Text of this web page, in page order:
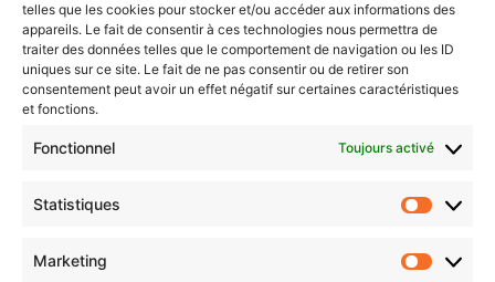
telles que les cookies pour stocker et/ou accéder aux informations des
appareils. Le fait de consentir à ces technologies nous permettra de
traiter des données telles que le comportement de navigation ou les ID
uniques sur ce site. Le fait de ne pas consentir ou de retirer son
consentement peut avoir un effet négatif sur certaines caractéristiques
et fonctions.
Fonctionnel Toujours activé
Statistiques
Marketing
Newsletter gratuite
Choisissez : matin, soir ou hebdo ?
votre